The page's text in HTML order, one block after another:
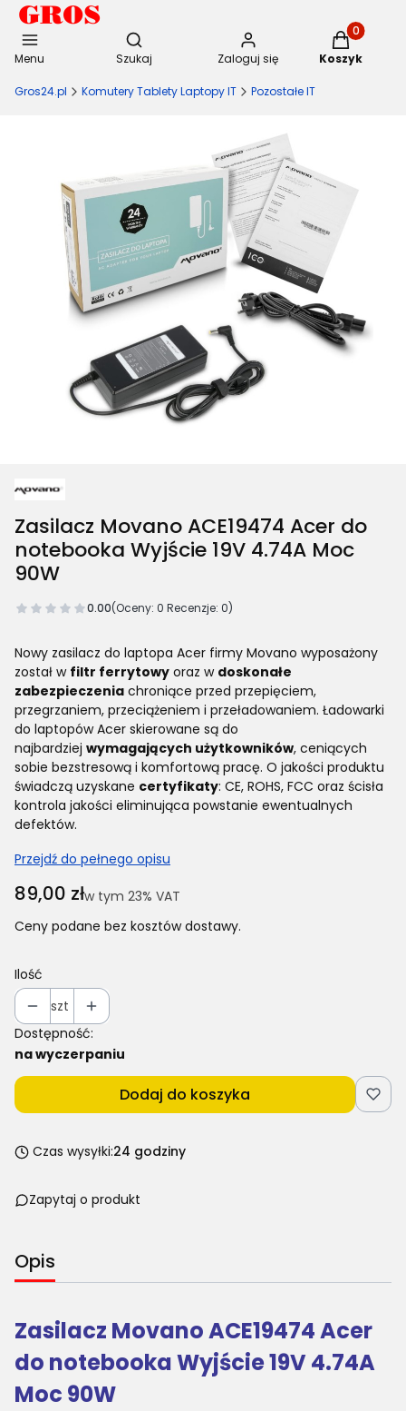
Menu
Otwórz wyszukiwarkę
Szukaj Zaloguj się
Produkty
Koszyk
Gros24.pl Komutery Tablety Laptopy IT Pozostałe IT
Zasilacz Movano ACE19474 Acer do
notebooka Wyjście 19V 4.74A Moc
90W
0.00(Oceny: 0 Recenzje: 0)
Nowy zasilacz do laptopa Acer firmy Movano wyposażony
został w filtr ferrytowy oraz w doskonałe
zabezpieczenia chroniące przed przepięciem,
przegrzaniem, przeciążeniem i przeładowaniem. Ładowarki
do laptopów Acer skierowane są do
najbardziej wymagających użytkowników, ceniących
sobie bezstresową i komfortową pracę. O jakości produktu
świadczą uzyskane certyfikaty: CE, ROHS, FCC oraz ścisła
kontrola jakości eliminująca powstanie ewentualnych
defektów.
Przejdź do pełnego opisu
Cena
89,00 złw tym 23% VAT
w tym 23% VAT
Ceny podane bez kosztów dostawy.
Ilość
szt
Dostępność:
na wyczerpaniu
Dodaj do koszyka
Czas wysyłki:24 godziny
Zapytaj o produkt
Opis
Zasilacz Movano ACE19474 Acer
do notebooka Wyjście 19V 4.74A
Moc 90W